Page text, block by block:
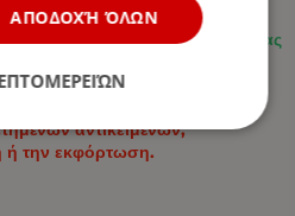
προστατευτικό αξεσουάρ
πίσω προφυλακτήρα μας
για να καλύψει τυχόν
στο χρώμα.
της ολίσθησης και
αντικειμένων,
ή την εκφόρτωση.
ΑΠΟΔΟΧΉ ΌΛΩΝ